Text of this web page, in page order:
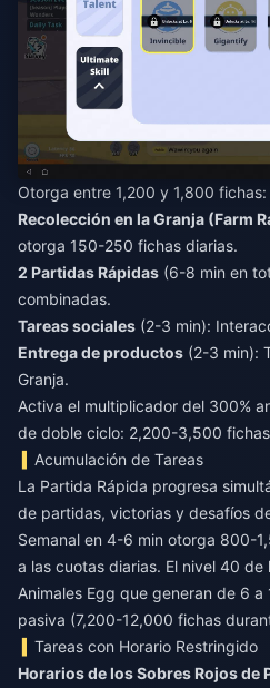
Otorga entre 1,200 y 1,800 fichas:
Recolección en la Granja (Farm
otorga 150-250 fichas diarias.
2 Partidas Rápidas (6-8 min en
combinadas.
Tareas sociales (2-3 min):
Entrega de productos (2-3 min):
Granja.
Activa el multiplicador del 300%
de doble ciclo: 2,200-3,500
Acumulación de Tareas
La Partida Rápida progresa
de partidas, victorias y desafíos
Semanal en 4-6 min otorga 800-
a las cuotas diarias. El nivel 40 de
Animales Egg que generan de 6
pasiva (7,200-12,000 fichas
Tareas con Horario Restringido
Horarios de los Sobres Rojos de